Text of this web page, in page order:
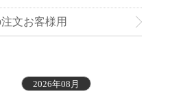
文お客様用
2026年08月